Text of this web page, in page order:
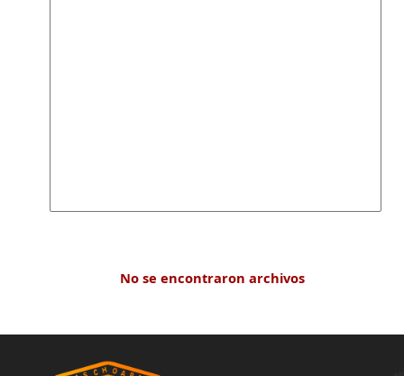
No se encontraron archivos